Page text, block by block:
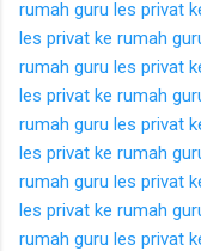
rumah guru les privat
les privat ke rumah
rumah guru les privat
les privat ke rumah
rumah guru les privat
les privat ke rumah
rumah guru les privat
les privat ke rumah
rumah guru les privat